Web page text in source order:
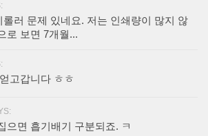
롤러 문제 있네요. 저는 인쇄량이 많지 않
로 보면 7개월...
고갑니다 ㅎㅎ
으면 흡기배기 구분되죠. ㅋ